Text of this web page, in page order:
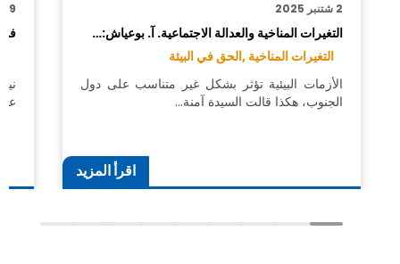
2 شتنبر 2025
التغيرات المناخية والعدالة الاجتماعية. آ. بوعياش:…
التغيرات المناخية ,الحق في البيئة
الأزمات البيئية تؤثر بشكل غير متناسب على دول
الجنوب، هكذا قالت السيدة آمنة…
اقرأ المزيد
19 يونيو 2025
في